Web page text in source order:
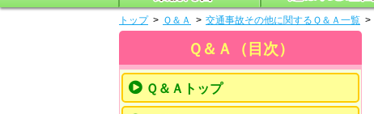
トップ Ｑ＆Ａ 交通事故その他に関するＱ＆Ａ一覧
Ｑ＆Ａ（目次）
Ｑ＆Ａトップ